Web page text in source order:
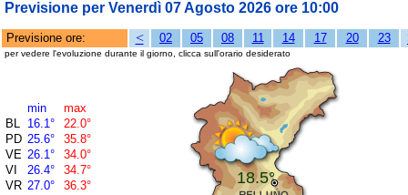
Previsione per Venerdì 07 Agosto 2026 ore 10:00
Previsione ore: < 02 05 08 11 14 17 20 23
per vedere l'evoluzione durante il giorno, clicca sull'orario desiderato
min
max
BL 16.1°
22.0°
PD 25.6°
35.8°
VE 26.1°
34.0°
VI
26.4°
34.7°
VR 27.0° 36.3° 18.5°